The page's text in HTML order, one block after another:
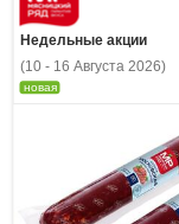
Недельные акции
(10 - 16 Августа 2026)
новая